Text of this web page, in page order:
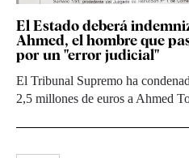
El Estado deberá
Ahmed, el hombre que
por un "error judicial"
El Tribunal Supremo ha
2,5 millones de euros a Ahmed